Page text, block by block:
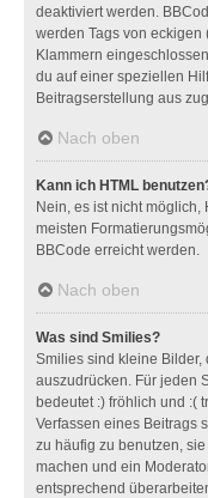
deaktiviert werden.
werden Tags von eckigen
Klammern
du auf einer speziellen
Beitragserstellung aus
Nach oben
Kann ich HTML
Nein, es ist nicht
meisten
BBCode erreicht werden.
Nach oben
Was sind Smilies?
Smilies sind kleine Bilder,
auszudrücken. Für jeden
bedeutet :) fröhlich und :(
Verfassen eines Beitrags
zu häufig zu benutzen,
machen und ein
entsprechend